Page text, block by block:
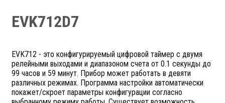
EVK712D7
EVK712 - это конфигурируемый цифровой таймер с двумя
релейными выходами и диапазоном счета от 0.1 секунды до
99 часов и 59 минут. Прибор может работать в девяти
различных режимах. Программа настройки автоматически
покажет/скроет параметры конфигурации согласно